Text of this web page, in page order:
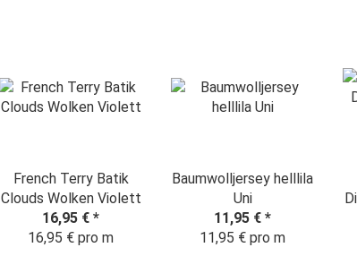
French Terry Batik
Clouds Wolken Violett
16,95 € *
16,95 € pro m
Baumwolljersey helllila
Uni
11,95 € *
11,95 € pro m